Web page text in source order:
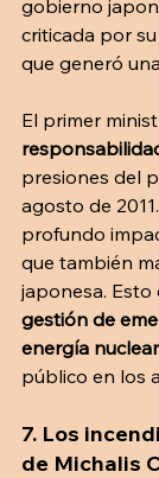
gobierno
criticada por
que generó
El primer
presiones del
agosto de
profundo
que también
japonesa. Esto
gestión de
energía nuclear
público en los
7. Los
de Michalis